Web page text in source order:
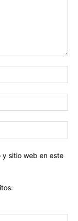
y sitio web en este